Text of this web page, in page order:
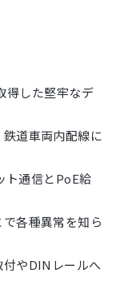
得した堅牢なデ
道車両内配線に
ト通信とPoE給
各種異常を知ら
やDINレールへ